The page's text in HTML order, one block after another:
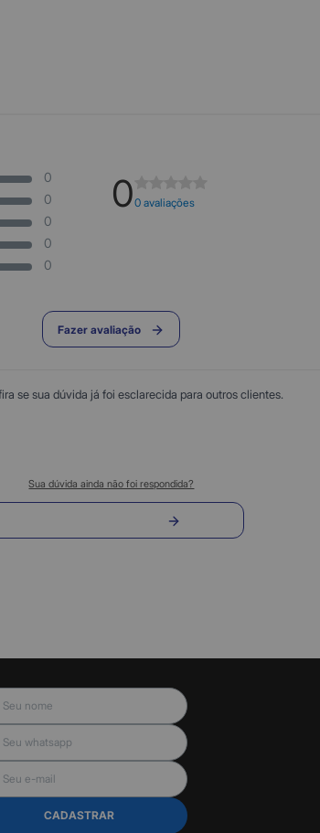
0
0
0
0
0
00 avaliações
Fazer avaliação
se sua dúvida já foi esclarecida para outros clientes.
Sua dúvida ainda não foi respondida?
CADASTRAR